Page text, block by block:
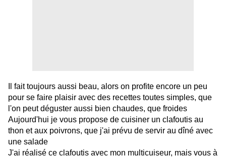
Il fait toujours aussi beau, alors on profite encore un peu
pour se faire plaisir avec des recettes toutes simples, que
l'on peut déguster aussi bien chaudes, que froides
Aujourd'hui je vous propose de cuisiner un clafoutis au
thon et aux poivrons, que j'ai prévu de servir au dîné avec
une salade
J'ai réalisé ce clafoutis avec mon multicuiseur, mais vous à